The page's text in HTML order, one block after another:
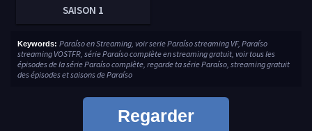
SAISON 1
Keywords: Paraíso en Streaming, voir serie Paraíso streaming VF, Paraíso
streaming VOSTFR, série Paraíso complète en streaming gratuit, voir tous les
épisodes de la série Paraíso complète, regarde ta série Paraíso, streaming gratuit
des épisodes et saisons de Paraíso
Regarder